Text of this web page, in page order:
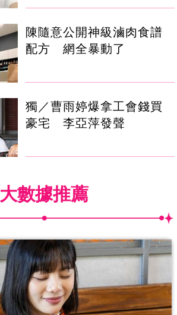
陳隨意公開神級滷肉食譜
配方 網全暴動了
獨／曹雨婷爆拿工會錢買
豪宅 李亞萍發聲
大數據推薦